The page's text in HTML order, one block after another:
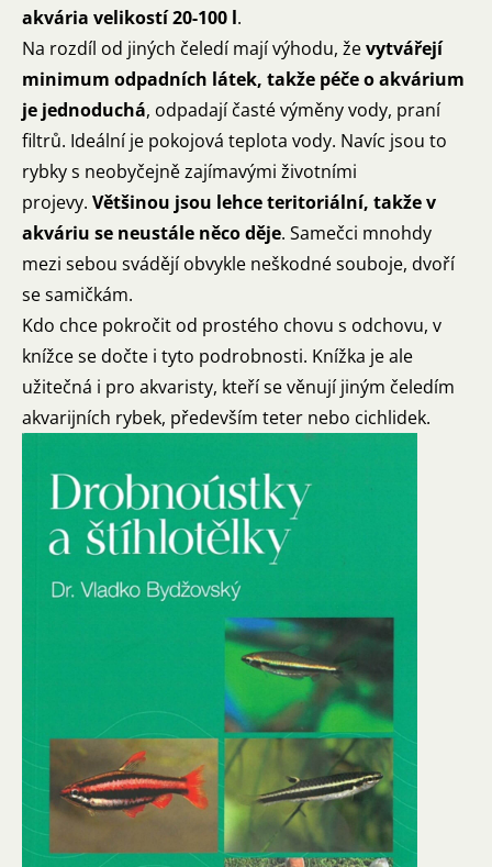
akvária velikostí 20-100 l.
Na rozdíl od jiných čeledí mají výhodu, ževytvářejí
minimum odpadních látek, takže péče o akvárium
je jednoduchá, odpadají časté výměny vody, praní
filtrů. Ideální je pokojová teplota vody. Navíc jsou to
rybky s neobyčejně zajímavými životními
projevy. Většinou jsou lehce teritoriální, takže v
akváriu se neustále něco děje. Samečci mnohdy
mezi sebou svádějí obvykle neškodné souboje, dvoří
se samičkám.
Kdo chce pokročit od prostého chovu s odchovu, v
knížce se dočte i tyto podrobnosti. Knížka je ale
užitečná i pro akvaristy, kteří se věnují jiným čeledím
akvarijních rybek, především teter nebo cichlidek.